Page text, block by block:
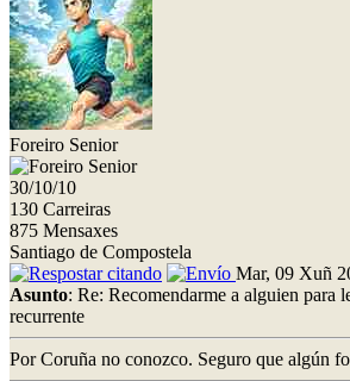
Foreiro Senior
30/10/10
130 Carreiras
875 Mensaxes
Santiago de Compostela
Mar, 09 Xuñ
Asunto: Re: Recomendarme a alguien para
recurrente
Por Coruña no conozco. Seguro que algún